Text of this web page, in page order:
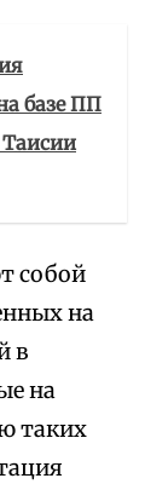
базе ПП
собой
на
в
на
таких